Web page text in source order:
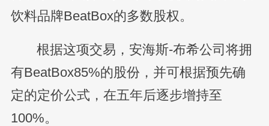
饮料品牌BeatBox的多数股权。
根据这项交易，安海斯-布希公司将拥
有BeatBox85%的股份，并可根据预先确
定的定价公式，在五年后逐步增持至
100%。